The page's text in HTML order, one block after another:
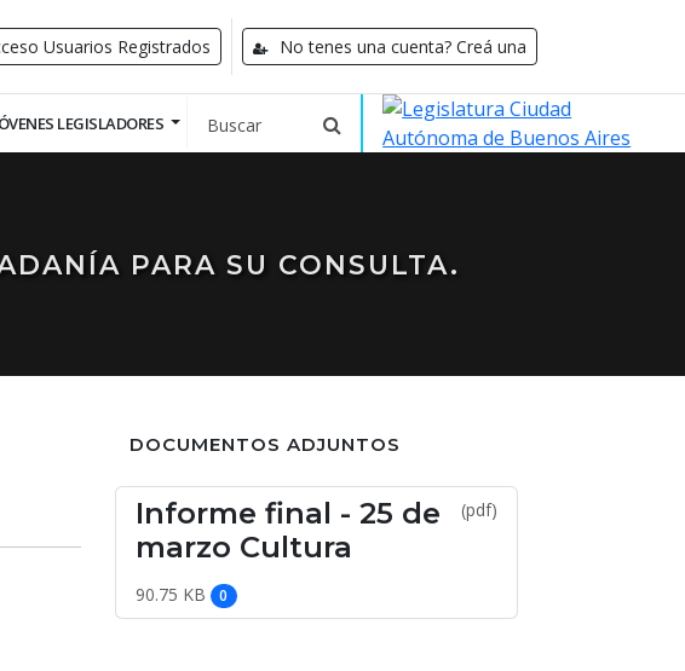
Usuarios Registrados No tenes una cuenta? Creá una
LEGISLADORES
PARA SU CONSULTA.
DOCUMENTOS ADJUNTOS
Informe final - 25 de
marzo Cultura
(pdf)
90.75 KB 0